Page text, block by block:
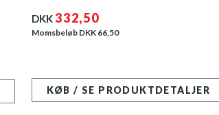
DKK332,50
Momsbeløb DKK 66,50
KØB / SE PRODUKTDETALJER